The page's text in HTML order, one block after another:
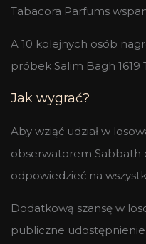
Tabacora Parfums
A 10 kolejnych osób
próbek Salim Bagh 1619
Jak wygrać?
Aby wziąć udział w
obserwatorem Sabbath
odpowiedzieć na
Dodatkową szansę w
publiczne udostępnienie